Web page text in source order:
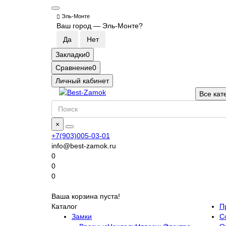
Эль-Монте
Ваш город — Эль-Монте?
Закладки0
Сравнение0
Личный кабинет
Все
×
+7(903)005-03-01
info@best-zamok.ru
0
0
0
Ваша корзина пуста!
Каталог
Замки